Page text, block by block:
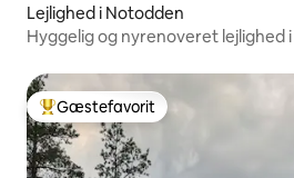
Lejlighed i Notodden
Hyggelig og nyrenoveret lejlighed
Bedste gæstefavorit
Gæstefavorit